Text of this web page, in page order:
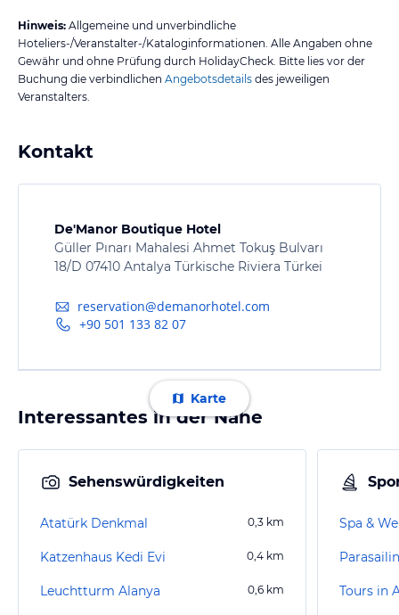
Hinweis: Allgemeine und unverbindliche
Hoteliers-/Veranstalter-/Kataloginformationen. Alle Angaben ohne
Gewähr und ohne Prüfung durch HolidayCheck. Bitte lies vor der
Buchung die verbindlichen Angebotsdetails des jeweiligen
Veranstalters.
Kontakt
De'Manor Boutique Hotel
Güller Pınarı Mahalesi Ahmet Tokuş Bulvarı
18/D 07410 Antalya Türkische Riviera Türkei
reservation@demanorhotel.com
+90 501 133 82 07
Karte
Interessantes in der Nähe
Sehenswürdigkeiten
Atatürk Denkmal 0,3 km
Katzenhaus Kedi Evi 0,4 km
Leuchtturm Alanya 0,6 km Tours in